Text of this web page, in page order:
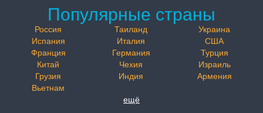
Популярные страны
Россия Таиланд
Украина
Испания
Италия
США
Франция
Германия
Турция
Китай
Чехия
Израиль
Грузия
Индия
Армения
Вьетнам
ещё